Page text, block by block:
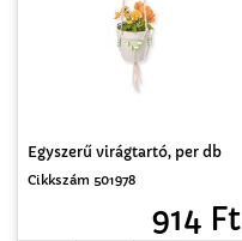
Egyszerű virágtartó, per db
Cikkszám 501978
914 Ft